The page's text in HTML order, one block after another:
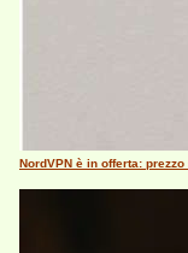
NordVPN è in offerta: